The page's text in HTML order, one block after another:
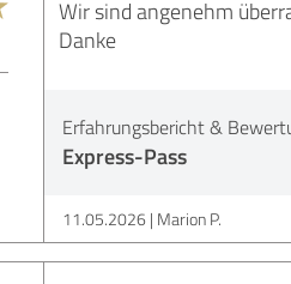
Wir sind angenehm
Danke
Erfahrungsbericht &
Express-Pass
11.05.2026 Marion P.